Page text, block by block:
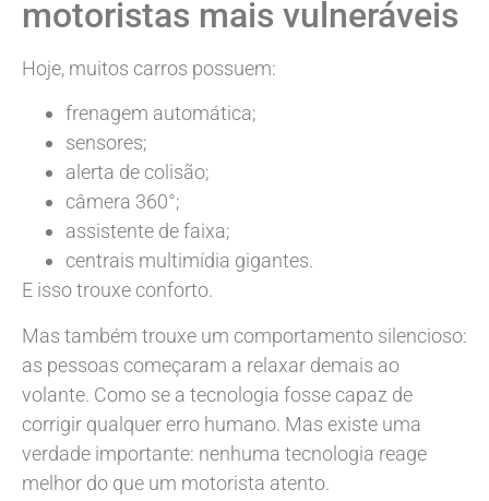
motoristas mais vulneráveis
Hoje, muitos carros possuem:
frenagem automática;
sensores;
alerta de colisão;
câmera 360°;
assistente de faixa;
centrais multimídia gigantes.
E isso trouxe conforto.
Mas também trouxe um comportamento silencioso:
as pessoas começaram a relaxar demais ao
volante. Como se a tecnologia fosse capaz de
corrigir qualquer erro humano. Mas existe uma
verdade importante: nenhuma tecnologia reage
melhor do que um motorista atento.